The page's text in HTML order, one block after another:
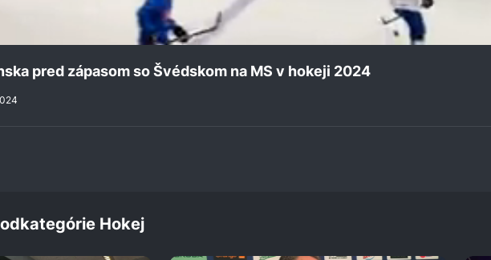
pred zápasom so Švédskom na MS v hokeji 2024
Hokej